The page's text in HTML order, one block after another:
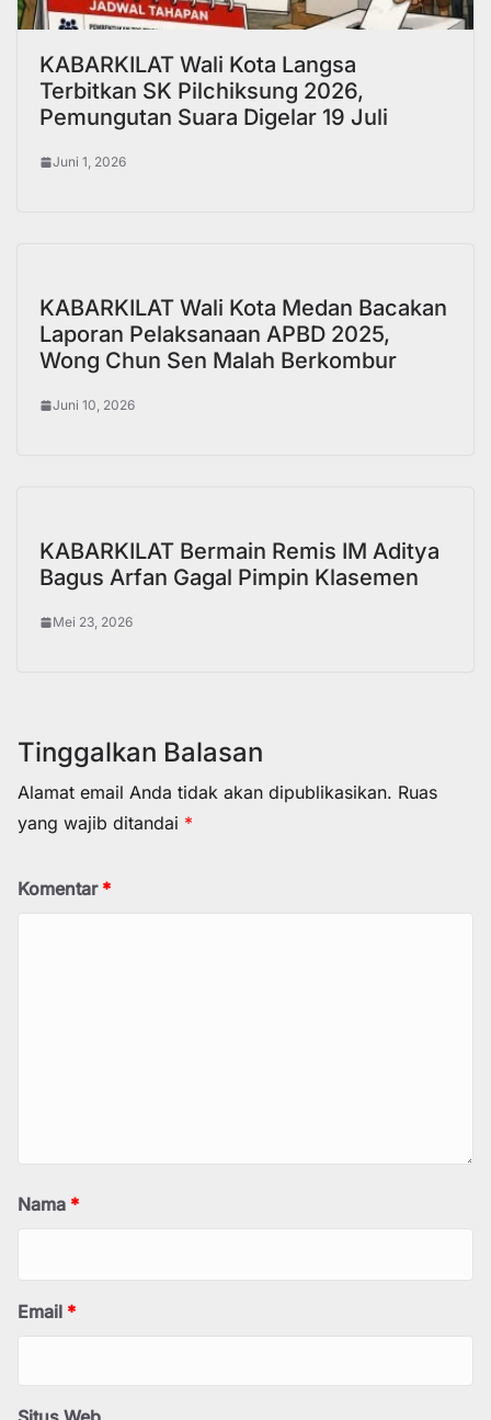
KABARKILAT Wali Kota Langsa
Terbitkan SK Pilchiksung 2026,
Pemungutan Suara Digelar 19 Juli
Juni 1, 2026
KABARKILAT Wali Kota Medan Bacakan
Laporan Pelaksanaan APBD 2025,
Wong Chun Sen Malah Berkombur
Juni 10, 2026
KABARKILAT Bermain Remis IM Aditya
Bagus Arfan Gagal Pimpin Klasemen
Mei 23, 2026
Tinggalkan Balasan
Alamat email Anda tidak akan dipublikasikan. Ruas
yang wajib ditandai *
Komentar *
Nama *
Email *